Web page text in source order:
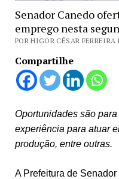
Senador Canedo
emprego nesta
POR HIGOR CÉSAR
Compartilhe
Oportunidades são
experiência para atuar
produção, entre outras.
A Prefeitura de